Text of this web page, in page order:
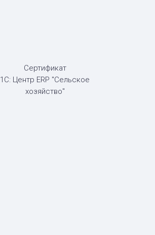
Сертификат
1С: Центр ERP "Сельское
хозяйство"